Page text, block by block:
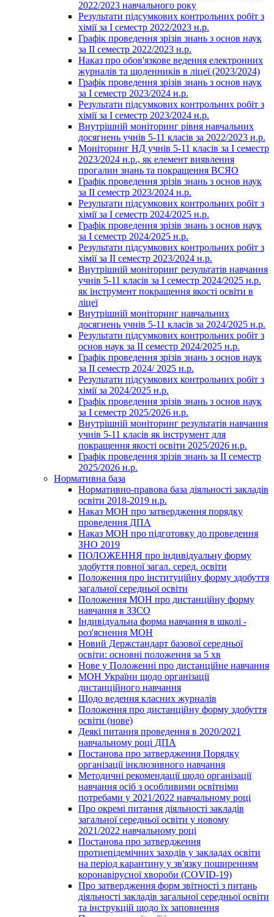
2022/2023 навчального року
Результати підсумкових контрольних робіт з
хімії за І семестр 2022/2023 н.р.
Графік проведення зрізів знань з основ наук
за ІІ семестр 2022/2023 н.р.
Наказ про обов'язкове ведення електронних
журналів та щоденників в ліцеї (2023/2024)
Графік проведення зрізів знань з основ наук
за І семестр 2023/2024 н.р.
Результати підсумкових контрольних робіт з
хімії за І семестр 2023/2024 н.р.
Внутрішній моніторинг рівня навчальних
досягнень учнів 5-11 класів за 2022/2023 н.р.
Моніторинг НД учнів 5-11 класів за І семестр
2023/2024 н.р., як елемент виявлення
прогалин знань та покращення ВСЯО
Графік проведення зрізів знань з основ наук
за ІІ семестр 2023/2024 н.р.
Результати підсумкових контрольних робіт з
хімії за І семестр 2024/2025 н.р.
Графік проведення зрізів знань з основ наук
за І семестр 2024/2025 н.р.
Результати підсумкових контрольних робіт з
хімії за ІІ семестр 2023/2024 н.р.
Внутрішній моніторинг результатів навчання
учнів 5-11 класів за І семестр 2024/2025 н.р.
як інструмент покращення якості освіти в
ліцеї
Внутрішній моніторинг навчальних
досягнень учнів 5-11 класів за 2024/2025 н.р.
Результати підсумкових контрольних робіт з
основ наук за ІІ семестр 2024/2025 н.р.
Графік проведення зрізів знань з основ наук
за ІІ семестр 2024/ 2025 н.р.
Результати підсумкових контрольних робіт з
хімії за 2024/2025 н.р.
Графік проведення зрізів знань з основ наук
за І семестр 2025/2026 н.р.
Внутрішній моніторинг результатів навчання
учнів 5-11 класів як інструмент для
покращення якості освіти 2025/2026 н.р.
Графік проведення зрізів знань за ІІ семестр
2025/2026 н.р.
Нормативна база
Нормативно-правова база діяльності закладів
освіти 2018-2019 н.р.
Наказ МОН про затвердження порядку
проведення ДПА
Наказ МОН про підготовку до проведення
ЗНО 2019
ПОЛОЖЕННЯ про індивідуальну форму
здобуття повної загал. серед. освіти
Положення про інституційну форму здобуття
загальної середньої освіти
Положення МОН про дистанційну форму
навчання в ЗЗСО
Індивідуальна форма навчання в школі -
роз'яснення МОН
Новий Держстандарт базової середньої
освіти: основні положення за 5 хв
Нове у Положенні про дистанційне навчання
МОН України щодо організації
дистанційного навчання
Щодо ведення класних журналів
Положення про дистанційну форму здобуття
освіти (нове)
Деякі питання проведення в 2020/2021
навчальному році ДПА
Постанова про затвердження Порядку
організації інклюзивного навчання
Методичні рекомендації щодо організації
навчання осіб з особливими освітніми
потребами у 2021/2022 навчальному році
Про окремі питання діяльності закладів
загальної середньої освіти у новому
2021/2022 навчальному році
Постанова про затвердження
протиепідемічних заходів у закладах освіти
на період карантину у зв'язку поширенням
коронавірусної хвороби (COVID-19)
Про затвердження форм звітності з питань
діяльності закладів загальної середньої освіти
та інструкцій щодо їх заповнення